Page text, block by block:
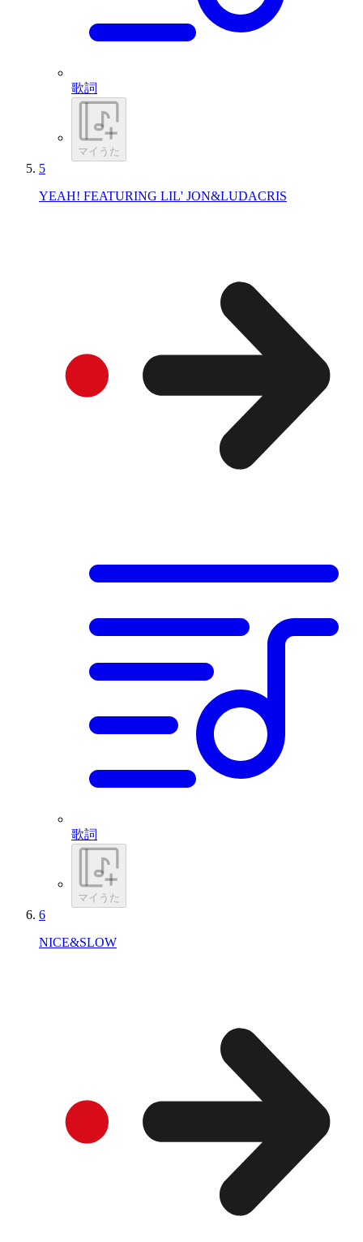
歌詞
マイうた
5
YEAH! FEATURING LIL' JON&LUDACRIS
歌詞
マイうた
6
NICE&SLOW